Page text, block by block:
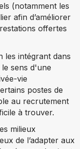
(notamment les
afin d’améliorer
offertes
les intégrant dans
sens d'une
vie
postes de
au recrutement
à trouver.
milieux
de l’adapter aux